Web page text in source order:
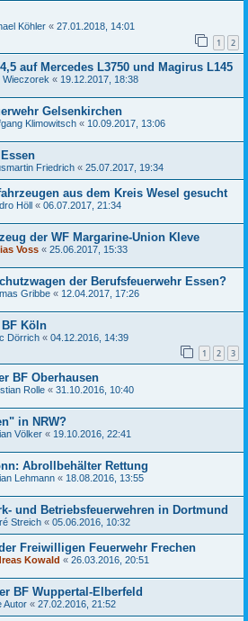
Köhler « 27.01.2018, 14:01
1 2
auf Mercedes L3750 und Magirus L145
Wieczorek « 19.12.2017, 18:38
Gelsenkirchen
Klimowitsch « 10.09.2017, 13:06
Friedrich « 25.07.2017, 19:34
aus dem Kreis Wesel gesucht
Höll « 06.07.2017, 21:34
der WF Margarine-Union Kleve
Voss « 25.06.2017, 15:33
der Berufsfeuerwehr Essen?
Gribbe « 12.04.2017, 17:26
BF Köln
Dörrich « 04.12.2016, 14:39
1 2 3
BF Oberhausen
Rolle « 31.10.2016, 10:40
in NRW?
Völker « 19.10.2016, 22:41
Abrollbehälter Rettung
Lehmann « 18.08.2016, 13:55
und Betriebsfeuerwehren in Dortmund
Streich « 05.06.2016, 10:32
Freiwilligen Feuerwehr Frechen
Kowald « 26.03.2016, 20:51
BF Wuppertal-Elberfeld
Autor « 27.02.2016, 21:52